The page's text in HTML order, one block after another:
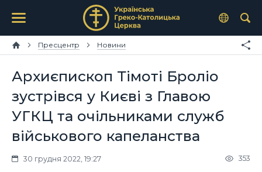
Пресцентр Новини
Архиєпископ Тімоті Броліо
зустрівся у Києві з Главою
УГКЦ та очільниками служб
військового капеланства
30 грудня 2022, 19:27 353